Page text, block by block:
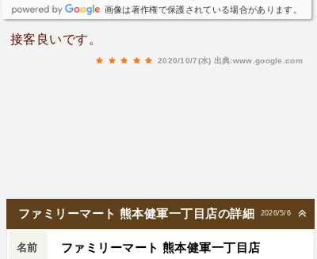
画像は著作権で保護されている場合があります。
接客良いです。
2020/10/7(水) 出典:www.google.com
2026/5/6
ファミリーマート 熊本健軍一丁目店の詳細
名前 ファミリーマート 熊本健軍一丁目店